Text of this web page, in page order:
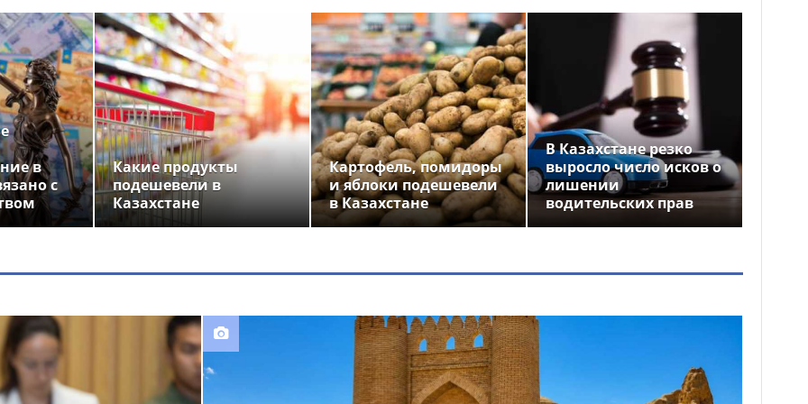
в
с
Какие продукты
подешевели в
Казахстане
Картофель, помидоры
и яблоки подешевели
в Казахстане
В Казахстане резко
выросло число исков о
лишении
водительских прав